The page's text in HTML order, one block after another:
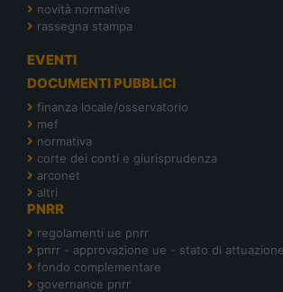
novità normative
rassegna stampa
EVENTI
DOCUMENTI PUBBLICI
finanza locale/osservatorio
mef
normativa
corte dei conti e giurisprudenza
arconet
altri
PNRR
regolamenti ue pnrr
pnrr - approvazione ue - stato di attuazione
fondo complementare
governance pnrr